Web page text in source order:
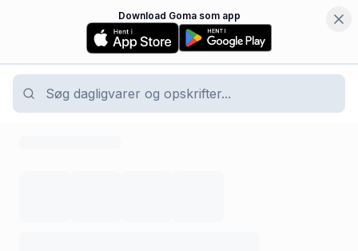
Download Goma som app